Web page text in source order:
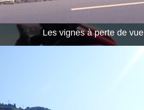
Les vignes à perte de vue